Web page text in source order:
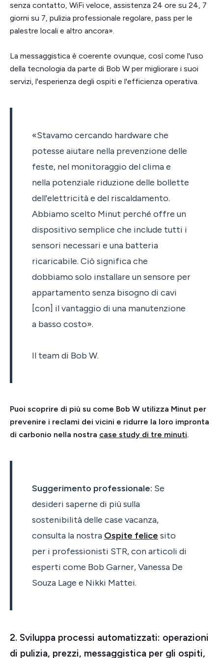
senza contatto, WiFi veloce, assistenza 24 ore su 24, 7
giorni su 7, pulizia professionale regolare, pass per le
palestre locali e altro ancora».
La messaggistica è coerente ovunque, così come l'uso
della tecnologia da parte di Bob W per migliorare i suoi
servizi, l'esperienza degli ospiti e l'efficienza operativa.
«Stavamo cercando hardware che
potesse aiutare nella prevenzione delle
feste, nel monitoraggio del clima e
nella potenziale riduzione delle bollette
dell'elettricità e del riscaldamento.
Abbiamo scelto Minut perché offre un
dispositivo semplice che include tutti i
sensori necessari e una batteria
ricaricabile. Ciò significa che
dobbiamo solo installare un sensore per
appartamento senza bisogno di cavi
[con] il vantaggio di una manutenzione
a basso costo».
Il team di Bob W.
Puoi scoprire di più su come Bob W utilizza Minut per
prevenire i reclami dei vicini e ridurre la loro impronta
di carbonio nella nostra case study di tre minuti.
Suggerimento professionale: Se
desideri saperne di più sulla
sostenibilità delle case vacanza,
consulta la nostra Ospite felice sito
per i professionisti STR, con articoli di
esperti come Bob Garner, Vanessa De
Souza Lage e Nikki Mattei.
2. Sviluppa processi automatizzati: operazioni
di pulizia, prezzi, messaggistica per gli ospiti,